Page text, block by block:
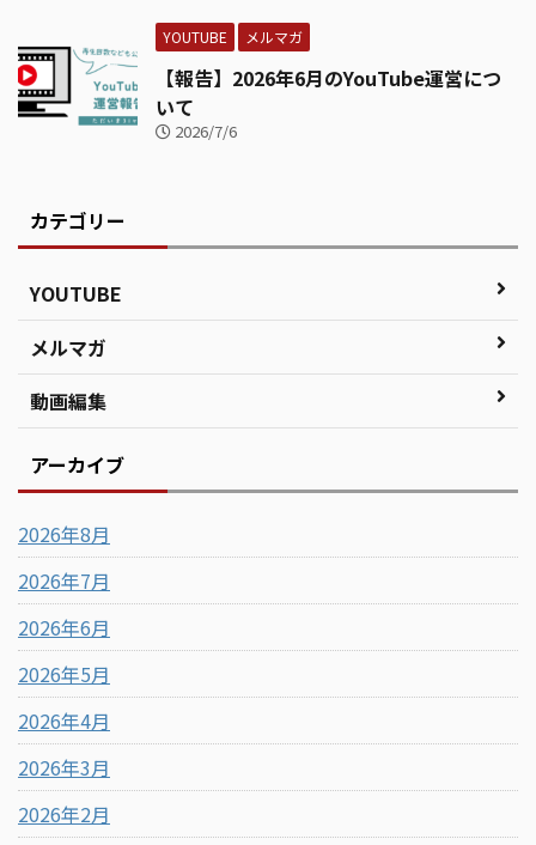
YOUTUBE メルマガ
【報告】2026年6月のYouTube運営につ
いて
2026/7/6
カテゴリー
YOUTUBE
メルマガ
動画編集
アーカイブ
2026年8月
2026年7月
2026年6月
2026年5月
2026年4月
2026年3月
2026年2月